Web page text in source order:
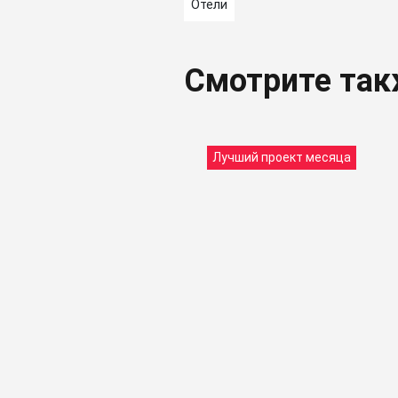
Отели
Смотрите
Лучший проект месяца